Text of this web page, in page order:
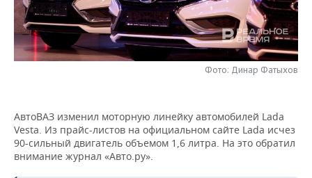
НЕФТЕХИМИЯ
НЕФТЬ
РОЗНИЧНАЯ ТОРГОВЛЯ
ТРАНСПОРТ
НОВОСТИ ТЕХНОЛОГИЙ
IT
ТЕЛЕКОММУНИКАЦИИ
МЕРОПРИЯТИЯ
НОВОСТИ МЕРОПРИЯТИЙ
БИЗНЕС-БРАНЧИ
ONLINE-КОНФЕРЕНЦИИ
СПОРТ
ФУТБОЛ
ХОККЕЙ
НОВОСТИ ОБЩЕСТВА
ВЛАСТЬ
ФОТОГАЛЕРЕЯ
СЮЖЕТЫ
Фото: Динар Фатыхов
АвтоВАЗ изменил моторную линейку автомобилей Lada
Vesta. Из прайс-листов на официальном сайте Lada исчез
90-сильный двигатель объемом 1,6 литра. На это обратил
внимание журнал «Авто.ру».